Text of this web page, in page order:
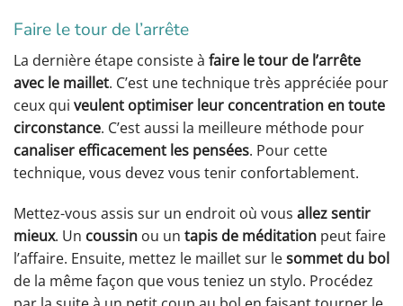
Faire le tour de l’arrête
La dernière étape consiste à faire le tour de l’arrête
avec le maillet. C’est une technique très appréciée pour
ceux qui veulent optimiser leur concentration en toute
circonstance. C’est aussi la meilleure méthode pour
canaliser efficacement les pensées. Pour cette
technique, vous devez vous tenir confortablement.
Mettez-vous assis sur un endroit où vous allez sentir
mieux. Un coussin ou un tapis de méditation peut faire
l’affaire. Ensuite, mettez le maillet sur lesommet du bol
de la même façon que vous teniez un stylo. Procédez